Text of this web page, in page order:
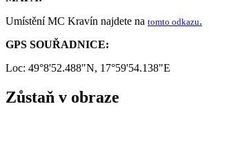
Umístění MC Kravín najdete na tomto odkazu.
GPS SOUŘADNICE:
Loc: 49°8'52.488"N, 17°59'54.138"E
Zůstaň v obraze